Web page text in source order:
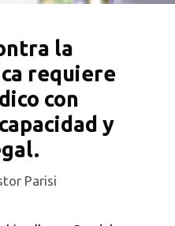
la
requiere
con
y
Parisi